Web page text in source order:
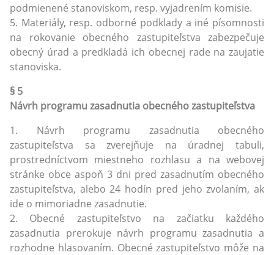
podmienené stanoviskom, resp. vyjadrením komisie.
5. Materiály, resp. odborné podklady a iné písomnosti
na rokovanie obecného zastupiteľstva zabezpečuje
obecný úrad a predkladá ich obecnej rade na zaujatie
stanoviska.
§ 5
Návrh programu zasadnutia obecného zastupiteľstva
1. Návrh programu zasadnutia obecného
zastupiteľstva sa zverejňuje na úradnej tabuli,
prostredníctvom miestneho rozhlasu a na webovej
stránke obce aspoň 3 dni pred zasadnutím obecného
zastupiteľstva, alebo 24 hodín pred jeho zvolaním, ak
ide o mimoriadne zasadnutie.
2. Obecné zastupiteľstvo na začiatku každého
zasadnutia prerokuje návrh programu zasadnutia a
rozhodne hlasovaním. Obecné zastupiteľstvo môže na